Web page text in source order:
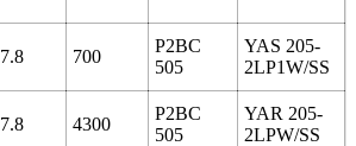
7.8 700
P2BC
505
YAS 205-
2LP1W/SS
7.8 4300
P2BC
505
YAR 205-
2LPW/SS